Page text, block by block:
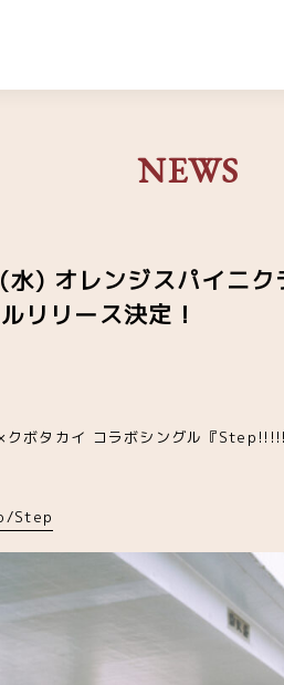
NEWS
水) オレンジスパイニ
リリース決定！
ボタカイ コラボシングル『Step!!!!!
Step